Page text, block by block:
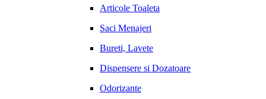
Articole Toaleta
Saci Menajeri
Bureti, Lavete
Dispensere si Dozatoare
Odorizante